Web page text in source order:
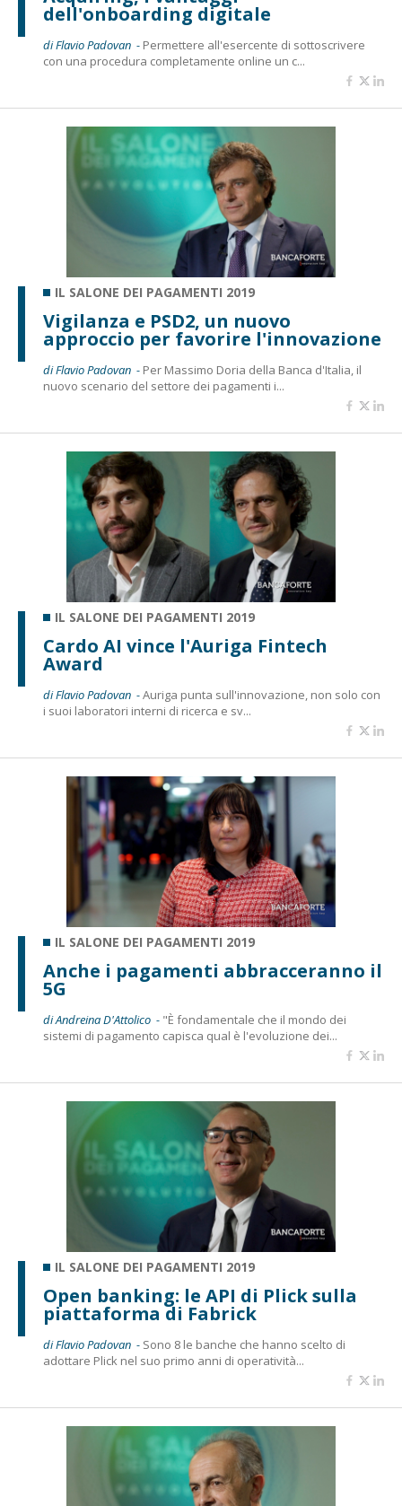
dell'onboarding digitale
di Flavio Padovan - Permettere all'esercente di sottoscrivere
con una procedura completamente online un c...
IL SALONE DEI PAGAMENTI 2019
Vigilanza e PSD2, un nuovo
approccio per favorire l'innovazione
di Flavio Padovan - Per Massimo Doria della Banca d'Italia, il
nuovo scenario del settore dei pagamenti i...
IL SALONE DEI PAGAMENTI 2019
Cardo AI vince l'Auriga Fintech
Award
di Flavio Padovan -Auriga punta sull'innovazione, non solo con
i suoi laboratori interni di ricerca e sv...
IL SALONE DEI PAGAMENTI 2019
Anche i pagamenti abbracceranno il
5G
di Andreina D'Attolico - "È fondamentale che il mondo dei
sistemi di pagamento capisca qual è l'evoluzione dei...
IL SALONE DEI PAGAMENTI 2019
Open banking: le API di Plick sulla
piattaforma di Fabrick
di Flavio Padovan - Sono 8 le banche che hanno scelto di
adottare Plick nel suo primo anni di operatività...